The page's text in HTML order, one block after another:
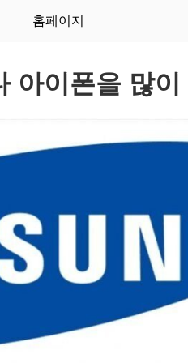
홈페이지
아이폰을 많